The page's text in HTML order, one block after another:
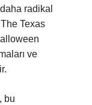
radikal
Texas
ve
bu